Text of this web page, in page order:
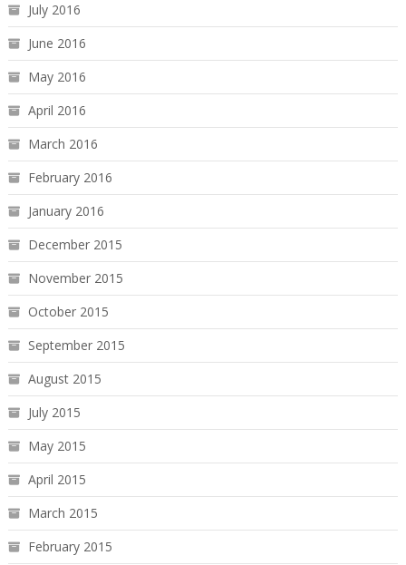
July 2016
June 2016
May 2016
April 2016
March 2016
February 2016
January 2016
December 2015
November 2015
October 2015
September 2015
August 2015
July 2015
May 2015
April 2015
March 2015
February 2015